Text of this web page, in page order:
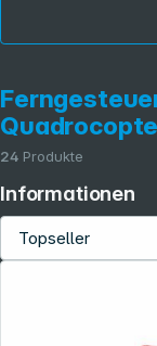
24 Produkte
Informationen